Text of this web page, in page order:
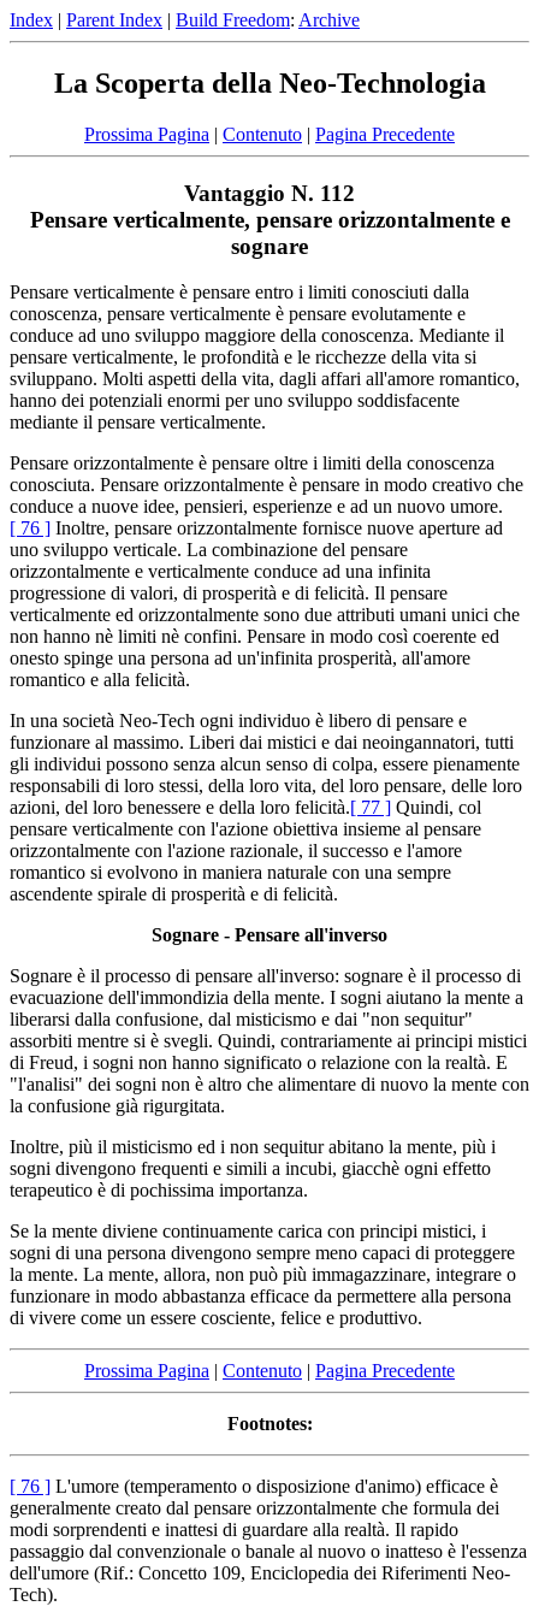
Index | Parent Index | Build Freedom: Archive
La Scoperta della Neo-Technologia
Prossima Pagina | Contenuto | Pagina Precedente
Vantaggio N. 112
Pensare verticalmente, pensare orizzontalmente e
sognare
Pensare verticalmente è pensare entro i limiti conosciuti dalla
conoscenza, pensare verticalmente è pensare evolutamente e
conduce ad uno sviluppo maggiore della conoscenza. Mediante il
pensare verticalmente, le profondità e le ricchezze della vita si
sviluppano. Molti aspetti della vita, dagli affari all'amore romantico,
hanno dei potenziali enormi per uno sviluppo soddisfacente
mediante il pensare verticalmente.
Pensare orizzontalmente è pensare oltre i limiti della conoscenza
conosciuta. Pensare orizzontalmente è pensare in modo creativo che
conduce a nuove idee, pensieri, esperienze e ad un nuovo umore.
[ 76 ] Inoltre, pensare orizzontalmente fornisce nuove aperture ad
uno sviluppo verticale. La combinazione del pensare
orizzontalmente e verticalmente conduce ad una infinita
progressione di valori, di prosperità e di felicità. Il pensare
verticalmente ed orizzontalmente sono due attributi umani unici che
non hanno nè limiti nè confini. Pensare in modo così coerente ed
onesto spinge una persona ad un'infinita prosperità, all'amore
romantico e alla felicità.
In una società Neo-Tech ogni individuo è libero di pensare e
funzionare al massimo. Liberi dai mistici e dai neoingannatori, tutti
gli individui possono senza alcun senso di colpa, essere pienamente
responsabili di loro stessi, della loro vita, del loro pensare, delle loro
azioni, del loro benessere e della loro felicità.[ 77 ] Quindi, col
pensare verticalmente con l'azione obiettiva insieme al pensare
orizzontalmente con l'azione razionale, il successo e l'amore
romantico si evolvono in maniera naturale con una sempre
ascendente spirale di prosperità e di felicità.
Sognare - Pensare all'inverso
Sognare è il processo di pensare all'inverso: sognare è il processo di
evacuazione dell'immondizia della mente. I sogni aiutano la mente a
liberarsi dalla confusione, dal misticismo e dai "non sequitur"
assorbiti mentre si è svegli. Quindi, contrariamente ai principi mistici
di Freud, i sogni non hanno significato o relazione con la realtà. E
"l'analisi" dei sogni non è altro che alimentare di nuovo la mente con
la confusione già rigurgitata.
Inoltre, più il misticismo ed i non sequitur abitano la mente, più i
sogni divengono frequenti e simili a incubi, giacchè ogni effetto
terapeutico è di pochissima importanza.
Se la mente diviene continuamente carica con principi mistici, i
sogni di una persona divengono sempre meno capaci di proteggere
la mente. La mente, allora, non può più immagazzinare, integrare o
funzionare in modo abbastanza efficace da permettere alla persona
di vivere come un essere cosciente, felice e produttivo.
Prossima Pagina | Contenuto | Pagina Precedente
Footnotes:
[ 76 ] L'umore (temperamento o disposizione d'animo) efficace è
generalmente creato dal pensare orizzontalmente che formula dei
modi sorprendenti e inattesi di guardare alla realtà. Il rapido
passaggio dal convenzionale o banale al nuovo o inatteso è l'essenza
dell'umore (Rif.: Concetto 109, Enciclopedia dei Riferimenti Neo-
Tech).